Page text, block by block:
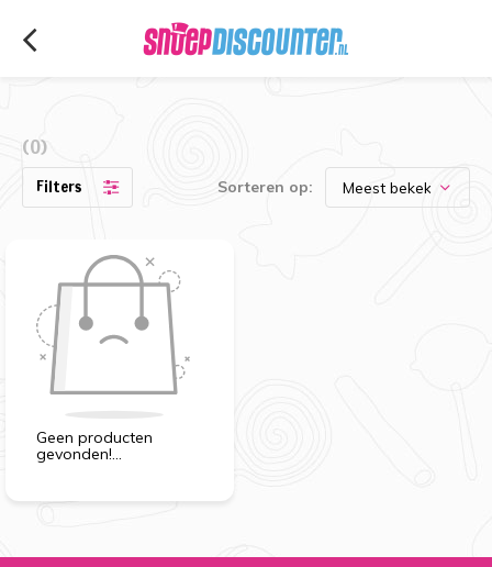
(0)
Filters Sorteren op:
Geen producten
gevonden!...